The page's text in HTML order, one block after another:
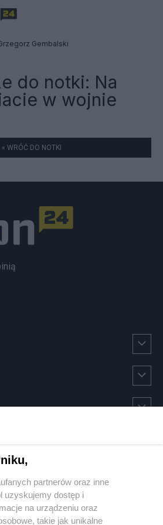
Gembalski
do notki: Na
w wojnie
« WRÓĆ DO NOTKI
partnerów oraz inne
uzyskujemy dostęp i
na urządzeniu oraz
takie jak unikalne